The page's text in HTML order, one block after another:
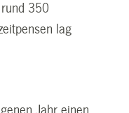
350
lag